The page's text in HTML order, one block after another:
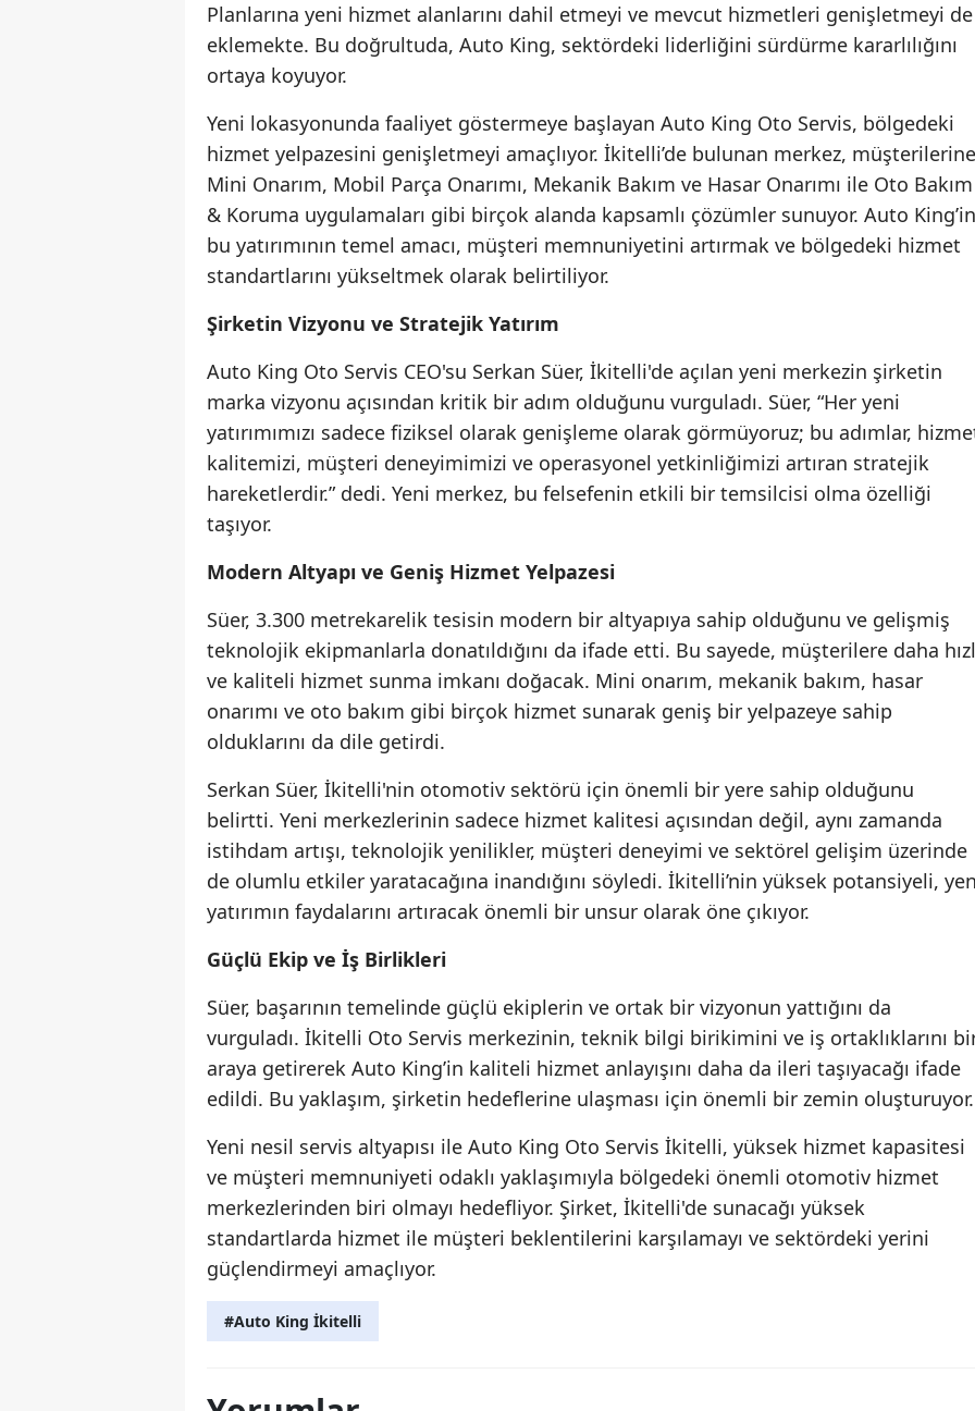
Siirt
Sivas
Tekirdağ
Tokat
Trabzon
Uşak
Van
Yozgat
Bayburt
Karaman
Kırıkkale
Şırnak
Bartın
Ardahan
Iğdır
Karabük
Kilis
Osmaniye
Düzce
Planlarına yeni hizmet alanlarını dahil etmeyi ve mevcut hizmetleri genişletmeyi de
eklemekte. Bu doğrultuda, Auto King, sektördeki liderliğini sürdürme kararlılığını
ortaya koyuyor.
Yeni lokasyonunda faaliyet göstermeye başlayan Auto King Oto Servis, bölgedeki
hizmet yelpazesini genişletmeyi amaçlıyor. İkitelli’de bulunan merkez, müşterilerine
Mini Onarım, Mobil Parça Onarımı, Mekanik Bakım ve Hasar Onarımı ile Oto Bakım
& Koruma uygulamaları gibi birçok alanda kapsamlı çözümler sunuyor. Auto King’in
bu yatırımının temel amacı, müşteri memnuniyetini artırmak ve bölgedeki hizmet
standartlarını yükseltmek olarak belirtiliyor.
Şirketin Vizyonu ve Stratejik Yatırım
Auto King Oto Servis CEO'su Serkan Süer, İkitelli'de açılan yeni merkezin şirketin
marka vizyonu açısından kritik bir adım olduğunu vurguladı. Süer, “Her yeni
yatırımımızı sadece fiziksel olarak genişleme olarak görmüyoruz; bu adımlar,
kalitemizi, müşteri deneyimimizi ve operasyonel yetkinliğimizi artıran stratejik
hareketlerdir.” dedi. Yeni merkez, bu felsefenin etkili bir temsilcisi olma özelliği
taşıyor.
Modern Altyapı ve Geniş Hizmet Yelpazesi
Süer, 3.300 metrekarelik tesisin modern bir altyapıya sahip olduğunu ve gelişmiş
teknolojik ekipmanlarla donatıldığını da ifade etti. Bu sayede, müşterilere daha
ve kaliteli hizmet sunma imkanı doğacak. Mini onarım, mekanik bakım, hasar
onarımı ve oto bakım gibi birçok hizmet sunarak geniş bir yelpazeye sahip
olduklarını da dile getirdi.
Serkan Süer, İkitelli'nin otomotiv sektörü için önemli bir yere sahip olduğunu
belirtti. Yeni merkezlerinin sadece hizmet kalitesi açısından değil, aynı zamanda
istihdam artışı, teknolojik yenilikler, müşteri deneyimi ve sektörel gelişim üzerinde
de olumlu etkiler yaratacağına inandığını söyledi. İkitelli’nin yüksek potansiyeli,
yatırımın faydalarını artıracak önemli bir unsur olarak öne çıkıyor.
Güçlü Ekip ve İş Birlikleri
Süer, başarının temelinde güçlü ekiplerin ve ortak bir vizyonun yattığını da
vurguladı. İkitelli Oto Servis merkezinin, teknik bilgi birikimini ve iş ortaklıklarını
araya getirerek Auto King’in kaliteli hizmet anlayışını daha da ileri taşıyacağı ifade
edildi. Bu yaklaşım, şirketin hedeflerine ulaşması için önemli bir zemin oluşturuyor.
Yeni nesil servis altyapısı ile Auto King Oto Servis İkitelli, yüksek hizmet kapasitesi
ve müşteri memnuniyeti odaklı yaklaşımıyla bölgedeki önemli otomotiv hizmet
merkezlerinden biri olmayı hedefliyor. Şirket, İkitelli'de sunacağı yüksek
standartlarda hizmet ile müşteri beklentilerini karşılamayı ve sektördeki yerini
güçlendirmeyi amaçlıyor.
#Auto King İkitelli